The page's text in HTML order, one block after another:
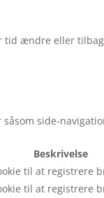
ændre eller
side-
Beskrivelse
til at
til at registrere